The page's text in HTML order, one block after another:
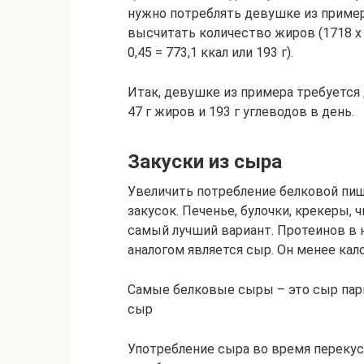
нужно потреблять девушке из
высчитать количество жиров (1718 х
0,45 = 773,1 ккал или 193 г).
Итак, девушке из примера
47 г жиров и 193 г углеводов в день.
Закуски из сыра
Увеличить потребление белковой
закусок. Печенье, булочки, крекеры,
самый лучший вариант. Протеинов
аналогом является сыр. Он менее
Самые белковые сыры – это сыр
сыр
Употребление сыра во время